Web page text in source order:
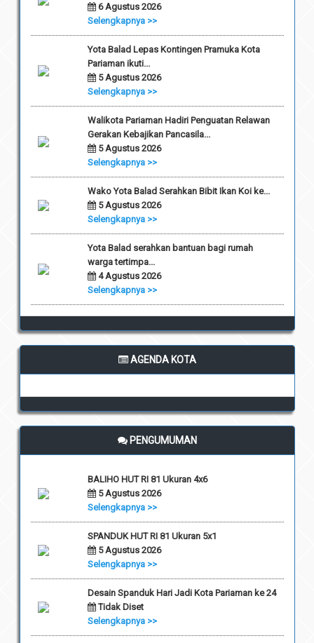
6 Agustus 2026
Selengkapnya >>
Yota Balad Lepas Kontingen Pramuka Kota
Pariaman ikuti...
5 Agustus 2026
Selengkapnya >>
Walikota Pariaman Hadiri Penguatan Relawan
Gerakan Kebajikan Pancasila...
5 Agustus 2026
Selengkapnya >>
Wako Yota Balad Serahkan Bibit Ikan Koi ke...
5 Agustus 2026
Selengkapnya >>
Yota Balad serahkan bantuan bagi rumah
warga tertimpa...
4 Agustus 2026
Selengkapnya >>
AGENDA KOTA
PENGUMUMAN
BALIHO HUT RI 81 Ukuran 4x6
5 Agustus 2026
Selengkapnya >>
SPANDUK HUT RI 81 Ukuran 5x1
5 Agustus 2026
Selengkapnya >>
Desain Spanduk Hari Jadi Kota Pariaman ke 24
Tidak Diset
Selengkapnya >>